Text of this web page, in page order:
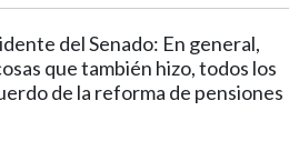
del Senado: En general,
que también hizo, todos los
de la reforma de pensiones